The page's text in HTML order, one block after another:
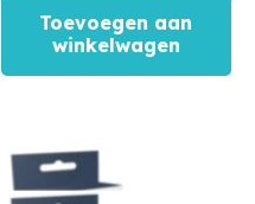
Toevoegen aan
winkelwagen